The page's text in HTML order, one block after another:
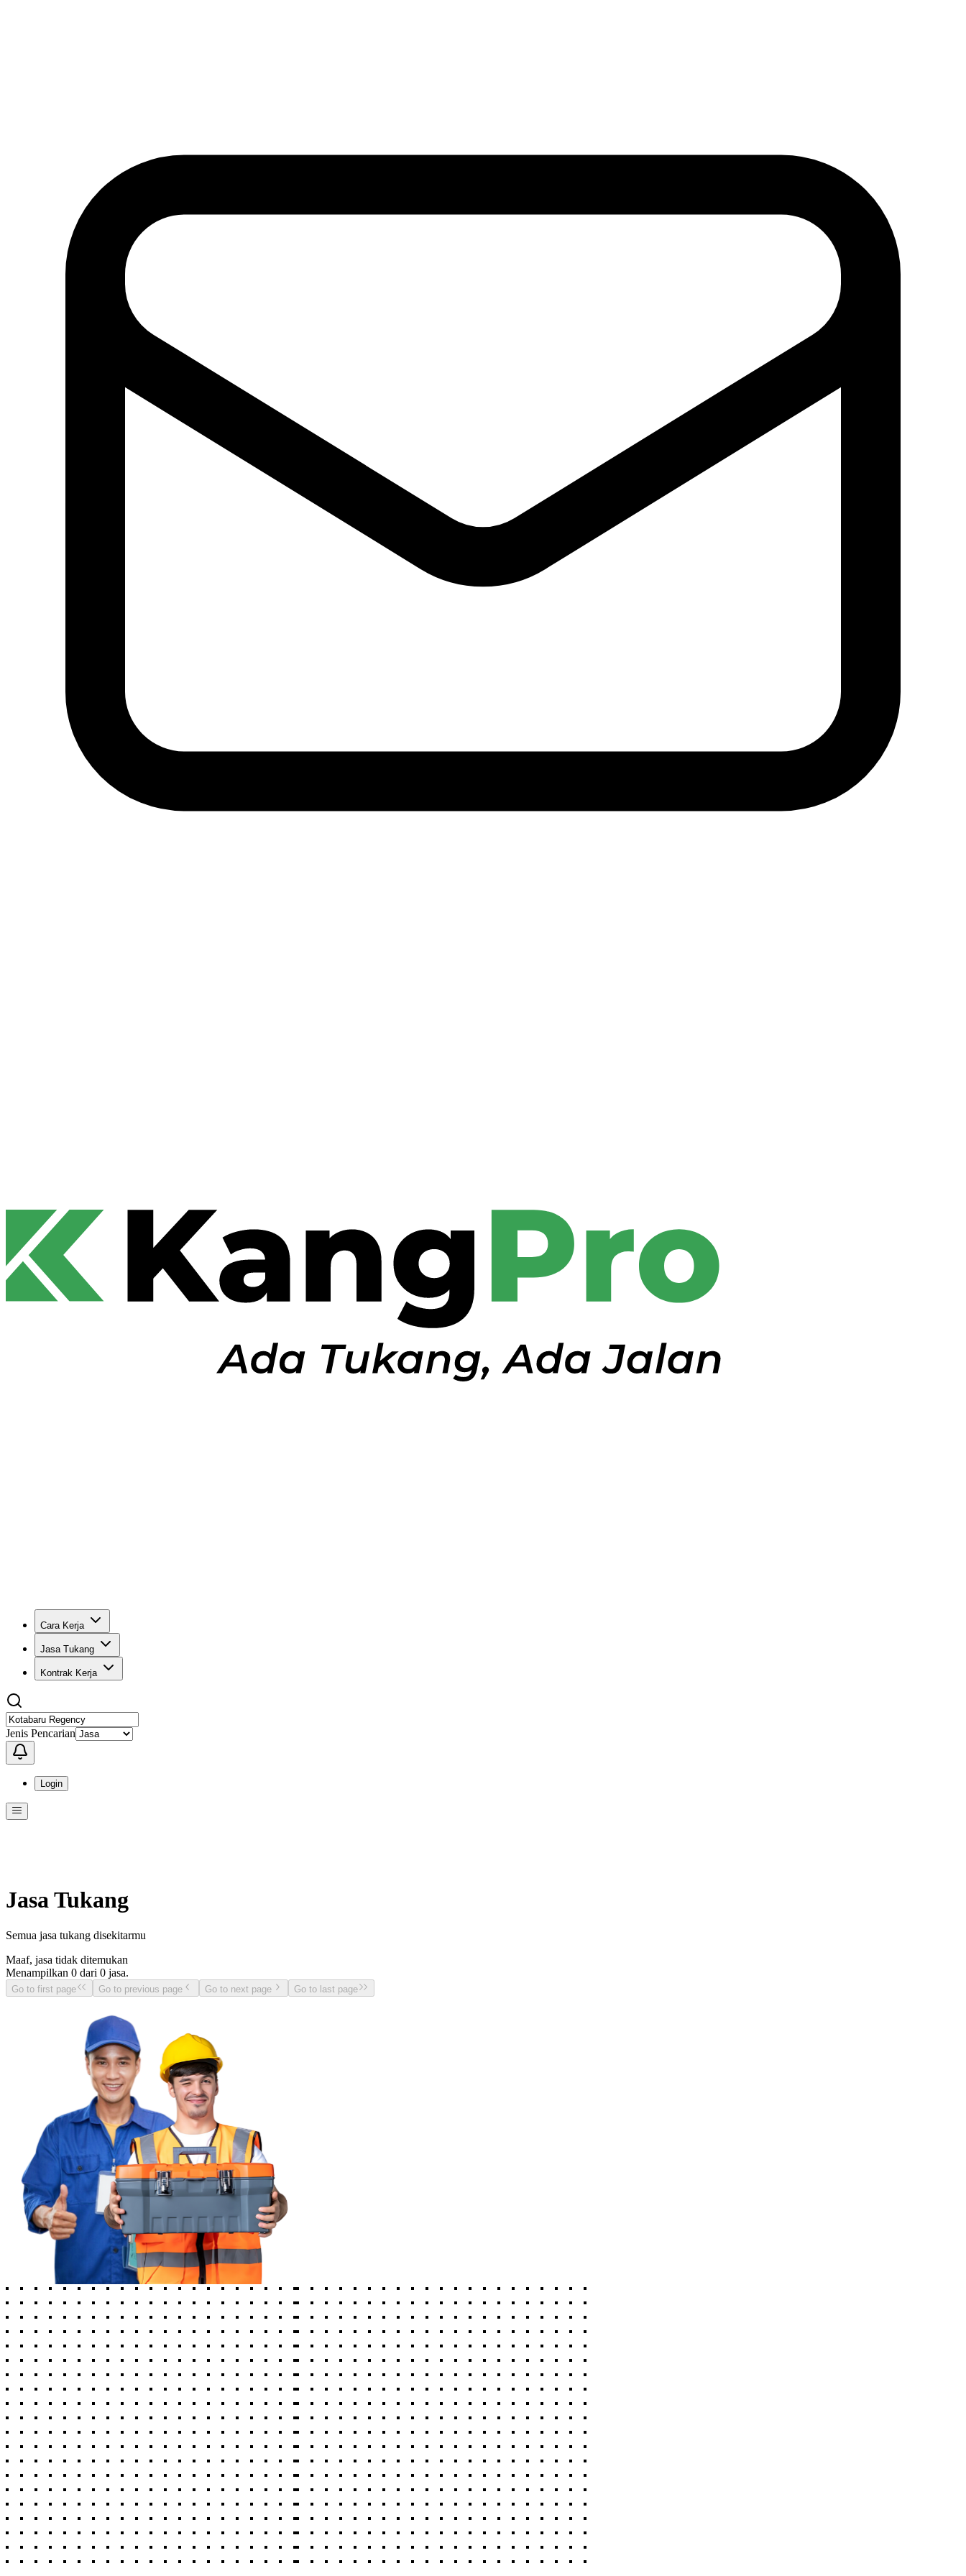
Cara Kerja
Jasa Tukang
Kontrak Kerja
Jenis Pencarian
Login
Jasa Tukang
Semua jasa tukang disekitarmu
Maaf, jasa tidak ditemukan
Menampilkan 0 dari 0 jasa.
Go to first page Go to previous page Go to next page Go to last page